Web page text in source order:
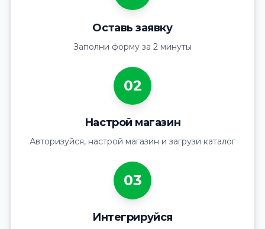
Оставь заявку
Заполни форму за 2 минуты
02
Настрой магазин
Авторизуйся, настрой магазин и загрузи каталог
03
Интегрируйся